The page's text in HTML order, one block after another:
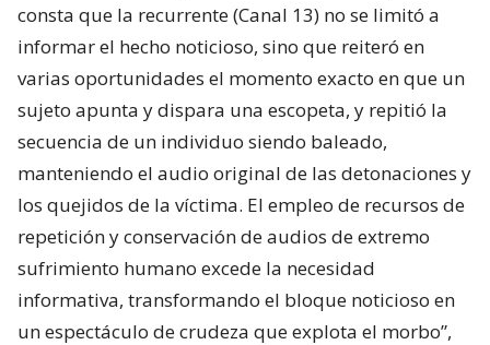
consta que la recurrente (Canal 13) no se limitó a
informar el hecho noticioso, sino que reiteró en
varias oportunidades el momento exacto en que un
sujeto apunta y dispara una escopeta, y repitió la
secuencia de un individuo siendo baleado,
manteniendo el audio original de las detonaciones y
los quejidos de la víctima. El empleo de recursos de
repetición y conservación de audios de extremo
sufrimiento humano excede la necesidad
informativa, transformando el bloque noticioso en
un espectáculo de crudeza que explota el morbo”,